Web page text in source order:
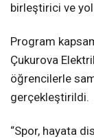
birleştirici ve
Program
Çukurova
öğrencilerle
gerçekleştirildi.
“Spor, hayata